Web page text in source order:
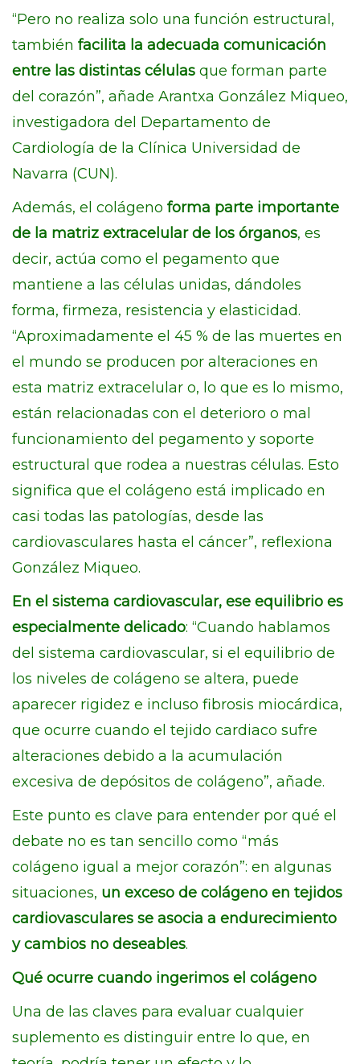
“Pero no realiza solo una función estructural,
también facilita la adecuada comunicación
entre las distintas células que forman parte
del corazón”, añade Arantxa González Miqueo,
investigadora del Departamento de
Cardiología de la Clínica Universidad de
Navarra (CUN).
Además, el colágeno forma parte importante
de la matriz extracelular de los órganos, es
decir, actúa como el pegamento que
mantiene a las células unidas, dándoles
forma, firmeza, resistencia y elasticidad.
“Aproximadamente el 45 % de las muertes en
el mundo se producen por alteraciones en
esta matriz extracelular o, lo que es lo mismo,
están relacionadas con el deterioro o mal
funcionamiento del pegamento y soporte
estructural que rodea a nuestras células. Esto
significa que el colágeno está implicado en
casi todas las patologías, desde las
cardiovasculares hasta el cáncer”, reflexiona
González Miqueo.
En el sistema cardiovascular, ese equilibrio es
especialmente delicado: “Cuando hablamos
del sistema cardiovascular, si el equilibrio de
los niveles de colágeno se altera, puede
aparecer rigidez e incluso fibrosis miocárdica,
que ocurre cuando el tejido cardiaco sufre
alteraciones debido a la acumulación
excesiva de depósitos de colágeno”, añade.
Este punto es clave para entender por qué el
debate no es tan sencillo como “más
colágeno igual a mejor corazón”: en algunas
situaciones, un exceso de colágeno en tejidos
cardiovasculares se asocia a endurecimiento
y cambios no deseables.
Qué ocurre cuando ingerimos el colágeno
Una de las claves para evaluar cualquier
suplemento es distinguir entre lo que, en